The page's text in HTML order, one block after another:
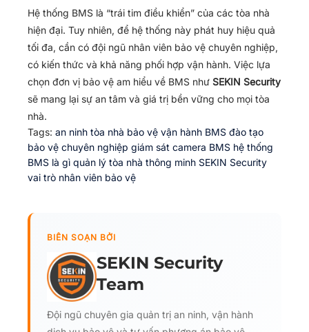
Hệ thống BMS là “trái tim điều khiển” của các tòa nhà
hiện đại. Tuy nhiên, để hệ thống này phát huy hiệu quả
tối đa, cần có đội ngũ nhân viên bảo vệ chuyên nghiệp,
có kiến thức và khả năng phối hợp vận hành. Việc lựa
chọn đơn vị bảo vệ am hiểu về BMS như SEKIN Security
sẽ mang lại sự an tâm và giá trị bền vững cho mọi tòa
nhà.
Tags: an ninh tòa nhà bảo vệ vận hành BMS đào tạo
bảo vệ chuyên nghiệp giám sát camera BMS hệ thống
BMS là gì quản lý tòa nhà thông minh SEKIN Security
vai trò nhân viên bảo vệ
BIÊN SOẠN BỞI
SEKIN Security
Team
Đội ngũ chuyên gia quản trị an ninh, vận hành